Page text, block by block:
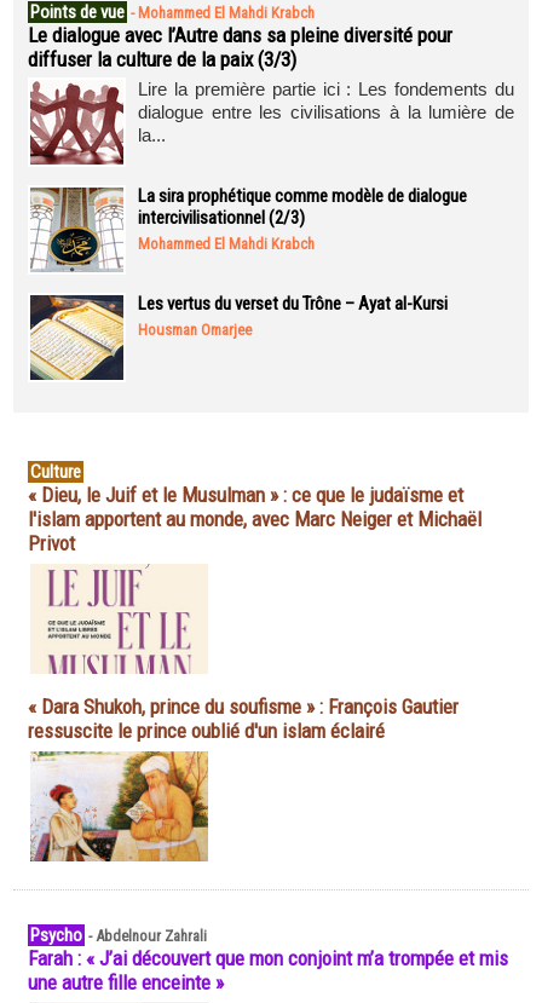
Points de vue - Mohammed El Mahdi Krabch
Le dialogue avec l’Autre dans sa pleine diversité pour
diffuser la culture de la paix (3/3)
Lire la première partie ici : Les fondements du
dialogue entre les civilisations à la lumière de
la...
La sira prophétique comme modèle de dialogue
intercivilisationnel (2/3)
Mohammed El Mahdi Krabch
Les vertus du verset du Trône – Ayat al-Kursi
Housman Omarjee
Culture
« Dieu, le Juif et le Musulman » : ce que le judaïsme et
l'islam apportent au monde, avec Marc Neiger et Michaël
Privot
« Dara Shukoh, prince du soufisme » : François Gautier
ressuscite le prince oublié d'un islam éclairé
Psycho -Abdelnour Zahrali
Farah : « J’ai découvert que mon conjoint m’a trompée et mis
une autre fille enceinte »